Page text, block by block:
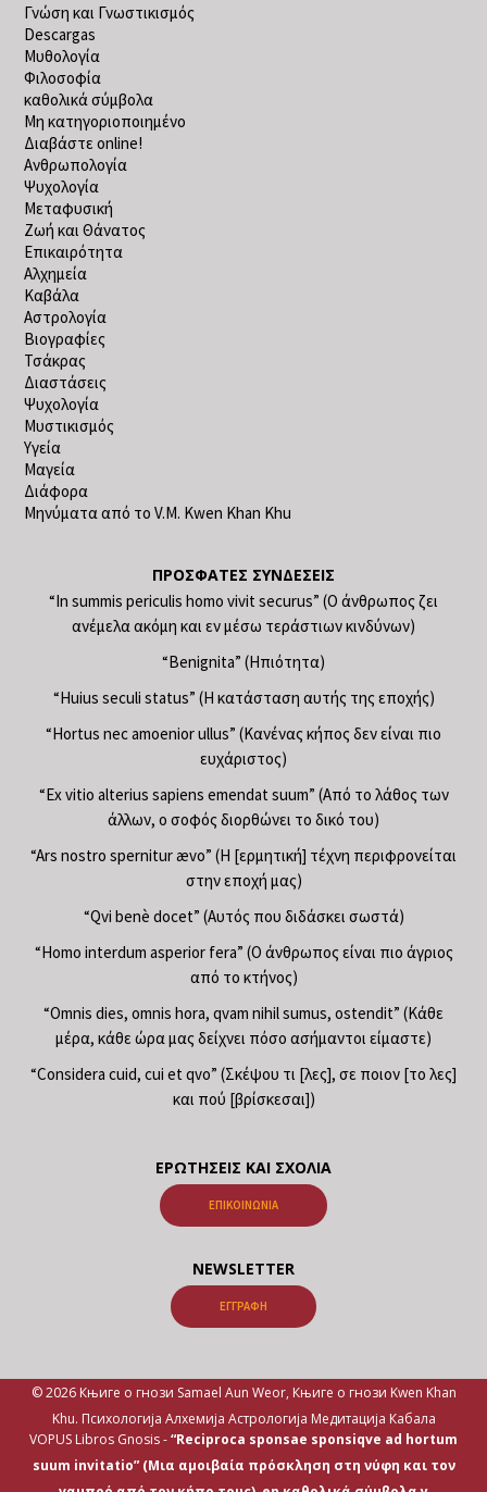
Γνώση και Γνωστικισμός
Descargas
Μυθολογία
Φιλοσοφία
καθολικά σύμβολα
Μη κατηγοριοποιημένο
Διαβάστε online!
Ανθρωπολογία
Ψυχολογία
Μεταφυσική
Ζωή και Θάνατος
Επικαιρότητα
Αλχημεία
Καβάλα
Αστρολογία
Βιογραφίες
Τσάκρας
Διαστάσεις
Ψυχολογία
Μυστικισμός
Υγεία
Μαγεία
Διάφορα
Μηνύματα από το V.M. Kwen Khan Khu
ΠΡΌΣΦΑΤΕΣ ΣΥΝΔΈΣΕΙΣ
“In summis periculis homo vivit securus” (Ο άνθρωπος ζει
ανέμελα ακόμη και εν μέσω τεράστιων κινδύνων)
“Benignita” (Ηπιότητα)
“Huius seculi status” (Η κατάσταση αυτής της εποχής)
“Hortus nec amoenior ullus” (Κανένας κήπος δεν είναι πιο
ευχάριστος)
“Ex vitio alterius sapiens emendat suum” (Από το λάθος των
άλλων, ο σοφός διορθώνει το δικό του)
“Ars nostro spernitur ævo” (Η [ερμητική] τέχνη περιφρονείται
στην εποχή μας)
“Qvi benè docet” (Αυτός που διδάσκει σωστά)
“Homo interdum asperior fera” (Ο άνθρωπος είναι πιο άγριος
από το κτήνος)
“Omnis dies, omnis hora, qvam nihil sumus, ostendit” (Κάθε
μέρα, κάθε ώρα μας δείχνει πόσο ασήμαντοι είμαστε)
“Considera cuid, cui et qvo” (Σκέψου τι [λες], σε ποιον [το λες]
και πού [βρίσκεσαι])
ΕΡΩΤΉΣΕΙΣ ΚΑΙ ΣΧΌΛΙΑ
ΕΠΙΚΟΙΝΩΝΊΑ
NEWSLETTER
ΕΓΓΡΑΦΉ
© 2026 Књиге о гнози Samael Aun Weor, Књиге о гнози Kwen Khan
Khu. Психологија Алхемија Астрологија Медитација Кабала
VOPUS Libros Gnosis -“Reciproca sponsae sponsiqve ad hortum
suum invitatio” (Μια αμοιβαία πρόσκληση στη νύφη και τον